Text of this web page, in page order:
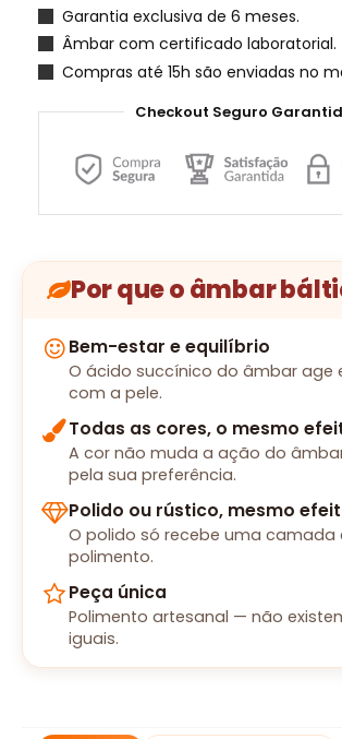
Garantia exclusiva de 6 meses.
Âmbar com certificado laboratorial.
Compras até 15h são enviadas no
Checkout Seguro
Por que o âmbar
Bem-estar e equilíbrio
O ácido succínico do âmbar age
com a pele.
Todas as cores, o mesmo
A cor não muda a ação do
pela sua preferência.
Polido ou rústico, mesmo
O polido só recebe uma camada
polimento.
Peça única
Polimento artesanal — não
iguais.